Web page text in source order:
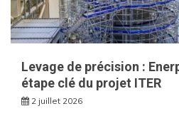
Levage de précision :
étape clé du projet ITER
2 juillet 2026